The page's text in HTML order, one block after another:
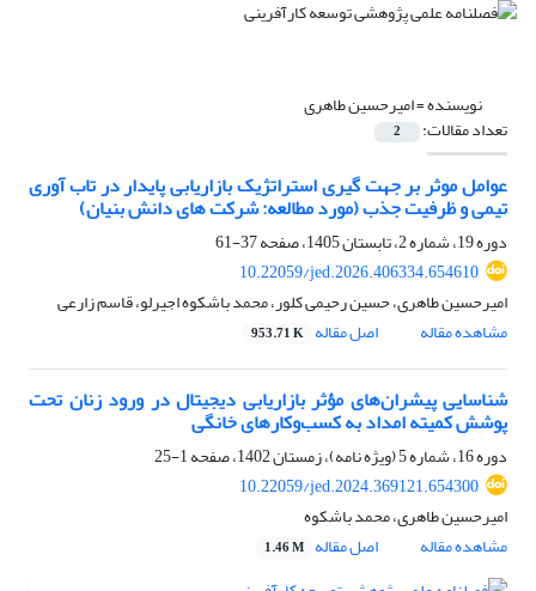
نویسنده =امیرحسین طاهری
تعداد مقالات: 2
عوامل موثر بر جهت گیری استراتژیک بازاریابی پایدار در تاب آوری
تیمی و ظرفیت جذب (مورد مطالعه: شرکت های دانش بنیان)
دوره 19، شماره 2، تابستان 1405، صفحه
37-61
10.22059/jed.2026.406334.654610
امیرحسین طاهری، حسین رحیمی کلور، محمد باشکوه اجیرلو، قاسم زارعی
مشاهده مقاله
اصل مقاله 953.71 K
شناسایی پیشران‌های مؤثر بازاریابی دیجیتال در ورود زنان تحت
پوشش کمیته امداد به کسب‌وکارهای خانگی
دوره 16، شماره 5 (ویژه نامه)، زمستان 1402، صفحه
1-25
10.22059/jed.2024.369121.654300
امیرحسین طاهری، محمد باشکوه
مشاهده مقاله
اصل مقاله 1.46 M